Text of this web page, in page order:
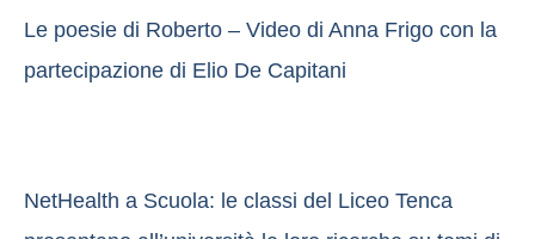
Le poesie di Roberto – Video di Anna Frigo con la
partecipazione di Elio De Capitani
NetHealth a Scuola: le classi del Liceo Tenca